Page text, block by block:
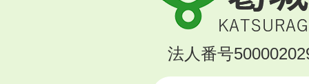
城
市
KATSURAGI
法人番号